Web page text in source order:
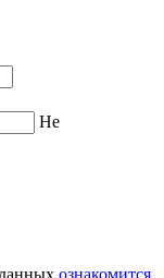
Не
ознакомится